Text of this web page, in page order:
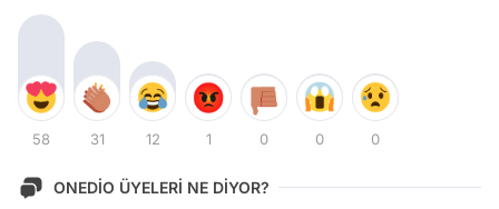
58 31 12 1 0 0 0
ONEDİO ÜYELERİ NE DİYOR?